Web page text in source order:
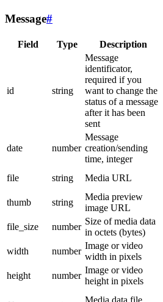
Message#
Field Type Description
id string
Message
identificator,
required if you
want to change the
status of a message
after it has been
sent
date number
Message
creation/sending
time, integer
file string Media URL
thumb
string
Media preview
image URL
file_size
number
Size of media data
in octets (bytes)
width
number
Image or video
width in pixels
height
number
Image or video
height in pixels
Media data file